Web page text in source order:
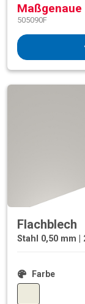
505090F
Flachblech
Stahl 0,50 mm |
Farbe